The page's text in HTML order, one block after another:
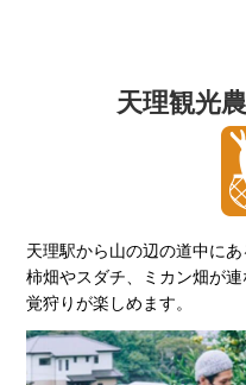
天理観光
天理駅から山の辺の道中にあ
柿畑やスダチ、ミカン畑が
覚狩りが楽しめます。